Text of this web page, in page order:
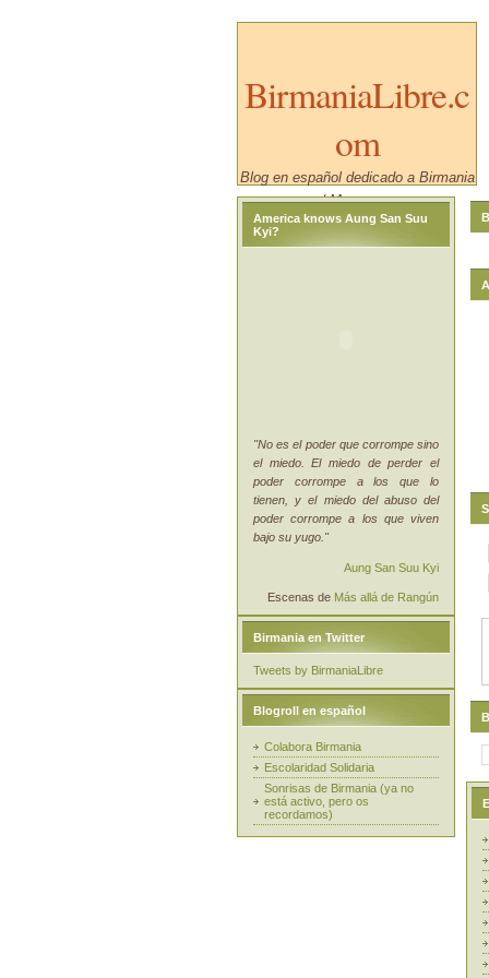
BirmaniaLibre.c
om
Blog en español dedicado a Birmania
/ Myanmar.
America knows Aung San Suu
Kyi?
"No es el poder que corrompe sino
el miedo. El miedo de perder el
poder corrompe a los que lo
tienen, y el miedo del abuso del
poder corrompe a los que viven
bajo su yugo."
Aung San Suu Kyi
Escenas de Más allá de Rangún
Birmania en Twitter
Tweets by BirmaniaLibre
Blogroll en español
Colabora Birmania
Escolaridad Solidaria
Sonrisas de Birmania (ya no
está activo, pero os
recordamos)